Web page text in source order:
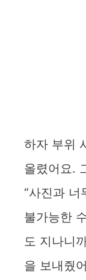
하자 부위
올렸어요.
“사진과
불가능한
도 지나니
을 보내줬